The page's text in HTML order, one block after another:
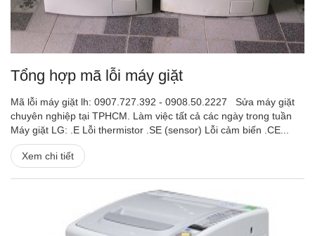
Tổng hợp mã lỗi máy giặt
Mã lỗi máy giặt lh: 0907.727.392 - 0908.50.2227 Sửa máy giặt
chuyên nghiệp tại TPHCM. Làm việc tất cả các ngày trong tuần
Máy giặt LG: .E Lỗi thermistor .SE (sensor) Lỗi cảm biến .CE...
Xem chi tiết